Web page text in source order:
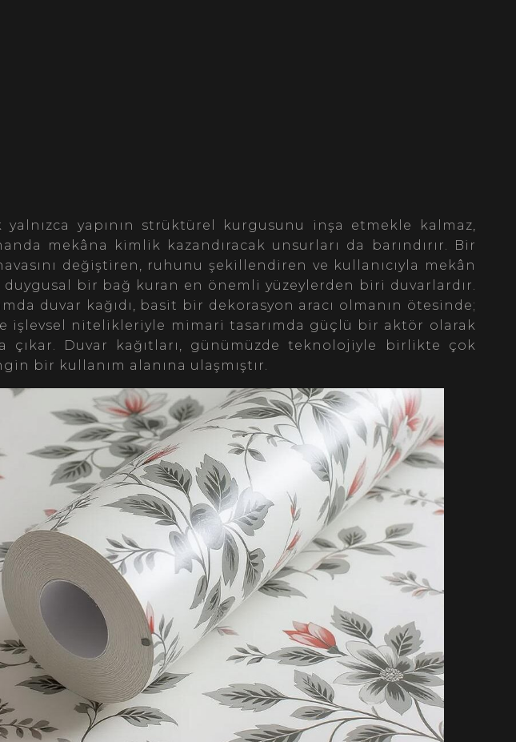
yalnızca yapının strüktürel kurgusunu inşa etmekle kalmaz,
mekâna kimlik kazandıracak unsurları da barındırır. Bir
değiştiren, ruhunu şekillendiren ve kullanıcıyla mekân
duygusal bir bağ kuran en önemli yüzeylerden biri duvarlardır.
duvar kağıdı, basit bir dekorasyon aracı olmanın ötesinde;
işlevsel nitelikleriyle mimari tasarımda güçlü bir aktör olarak
çıkar. Duvar kağıtları, günümüzde teknolojiyle birlikte çok
bir kullanım alanına ulaşmıştır.